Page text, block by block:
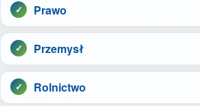
Prawo
Przemysł
Rolnictwo